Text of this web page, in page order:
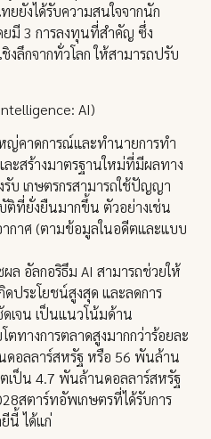
ยยังได้รับความสนใจจากนัก
ยมี 3 การลงทุนที่สำคัญ ซึ่ง
งลึกจากทั่วโลก ให้สามารถปรับ
AI)
ญ่คาดการณ์และทำนายการทำ
ะสร้างมาตรฐานใหม่ที่มีผลทาง
รับ เกษตรกรสามารถใช้ปัญญา
ติที่ยั่งยืนมากขึ้น ตัวอย่างเช่น
กาศ (ตามข้อมูลในอดีตและแบบ
ล อัลกอริธึม AI สามารถช่วยให้
ประโยชน์สูงสุด และลดการ
ดเจน เป็นแนวโน้มด้าน
ตทางการตลาดสูงมากกว่าร้อยละ
อลลาร์สหรัฐ หรือ 56 พันล้าน
เป็น 4.7 พันล้านดอลลาร์สหรัฐ
สตาร์ทอัพเกษตรที่ได้รับการ
นี้ ได้แก่